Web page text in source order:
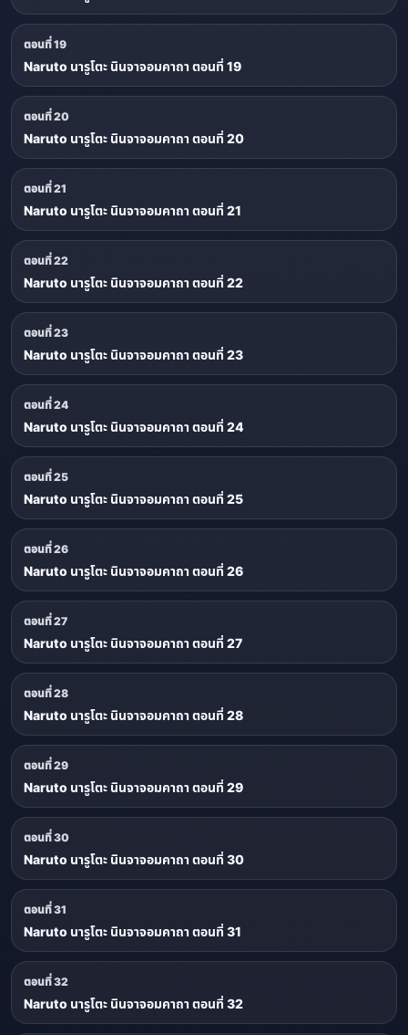
ตอนที่ 19
Naruto นารูโตะ นินจาจอมคาถา ตอนที่ 19
ตอนที่ 20
Naruto นารูโตะ นินจาจอมคาถา ตอนที่ 20
ตอนที่ 21
Naruto นารูโตะ นินจาจอมคาถา ตอนที่ 21
ตอนที่ 22
Naruto นารูโตะ นินจาจอมคาถา ตอนที่ 22
ตอนที่ 23
Naruto นารูโตะ นินจาจอมคาถา ตอนที่ 23
ตอนที่ 24
Naruto นารูโตะ นินจาจอมคาถา ตอนที่ 24
ตอนที่ 25
Naruto นารูโตะ นินจาจอมคาถา ตอนที่ 25
ตอนที่ 26
Naruto นารูโตะ นินจาจอมคาถา ตอนที่ 26
ตอนที่ 27
Naruto นารูโตะ นินจาจอมคาถา ตอนที่ 27
ตอนที่ 28
Naruto นารูโตะ นินจาจอมคาถา ตอนที่ 28
ตอนที่ 29
Naruto นารูโตะ นินจาจอมคาถา ตอนที่ 29
ตอนที่ 30
Naruto นารูโตะ นินจาจอมคาถา ตอนที่ 30
ตอนที่ 31
Naruto นารูโตะ นินจาจอมคาถา ตอนที่ 31
ตอนที่ 32
Naruto นารูโตะ นินจาจอมคาถา ตอนที่ 32